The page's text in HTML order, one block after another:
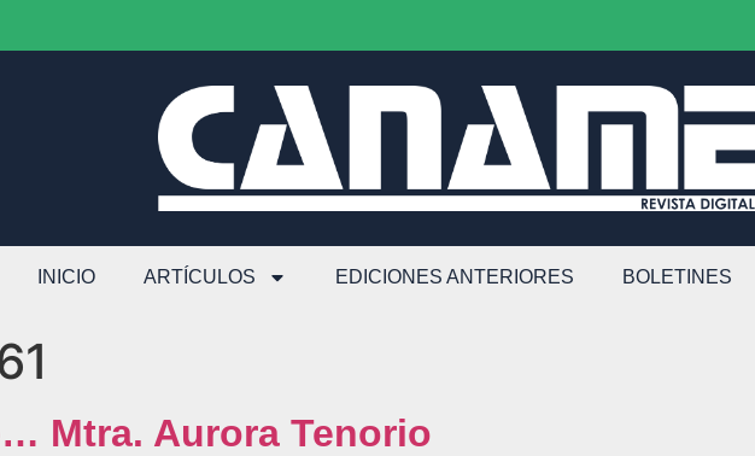
INICIO ARTÍCULOS EDICIONES ANTERIORES BOLETINES
Mtra. Aurora Tenorio